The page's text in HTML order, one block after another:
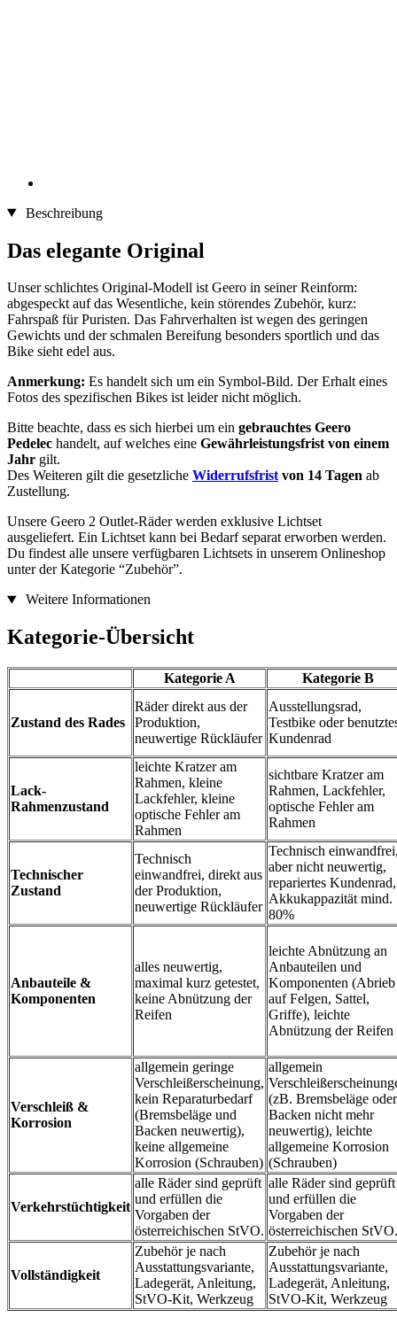
Beschreibung
Das elegante Original
Unser schlichtes Original-Modell ist Geero in seiner Reinform:
abgespeckt auf das Wesentliche, kein störendes Zubehör, kurz:
Fahrspaß für Puristen. Das Fahrverhalten ist wegen des geringen
Gewichts und der schmalen Bereifung besonders sportlich und das
Bike sieht edel aus.
Anmerkung: Es handelt sich um ein Symbol-Bild. Der Erhalt eines
Fotos des spezifischen Bikes ist leider nicht möglich.
Bitte beachte, dass es sich hierbei um ein gebrauchtes Geero
Pedelec handelt, auf welches eine Gewährleistungsfrist von einem
Jahr gilt.
Des Weiteren gilt die gesetzliche Widerrufsfristvon 14 Tagen ab
Zustellung.
Unsere Geero 2 Outlet-Räder werden exklusive Lichtset
ausgeliefert. Ein Lichtset kann bei Bedarf separat erworben werden.
Du findest alle unsere verfügbaren Lichtsets in unserem Onlineshop
unter der Kategorie “Zubehör”.
Weitere Informationen
Kategorie-Übersicht
Kategorie A Kategorie B
Zustand des Rades
Räder direkt aus der
Produktion,
neuwertige Rückläufer
Ausstellungsrad,
Testbike oder
Kundenrad
Lack-
Rahmenzustand
leichte Kratzer am
Rahmen, kleine
Lackfehler, kleine
optische Fehler am
Rahmen
sichtbare Kratzer am
Rahmen, Lackfehler,
optische Fehler am
Rahmen
Technischer
Zustand
Technisch
einwandfrei, direkt aus
der Produktion,
neuwertige Rückläufer
Technisch
aber nicht neuwertig,
repariertes Kundenrad,
Akkukappazität mind.
80%
Anbauteile &
Komponenten
alles neuwertig,
maximal kurz getestet,
keine Abnützung der
Reifen
leichte Abnützung an
Anbauteilen und
Komponenten (Abrieb
auf Felgen, Sattel,
Griffe), leichte
Abnützung der Reifen
Verschleiß &
Korrosion
allgemein geringe
Verschleißerscheinung,
kein Reparaturbedarf
(Bremsbeläge und
Backen neuwertig),
keine allgemeine
Korrosion (Schrauben)
allgemein
(zB. Bremsbeläge oder
Backen nicht mehr
neuwertig), leichte
allgemeine Korrosion
(Schrauben)
Verkehrstüchtigkeit
alle Räder sind geprüft
und erfüllen die
Vorgaben der
österreichischen StVO.
alle Räder sind geprüft
und erfüllen die
Vorgaben der
österreichischen StVO.
Vollständigkeit
Zubehör je nach
Ausstattungsvariante,
Ladegerät, Anleitung,
StVO-Kit, Werkzeug
Zubehör je nach
Ausstattungsvariante,
Ladegerät, Anleitung,
StVO-Kit, Werkzeug